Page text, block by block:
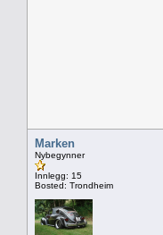
Marken
Nybegynner
Innlegg: 15
Bosted: Trondheim